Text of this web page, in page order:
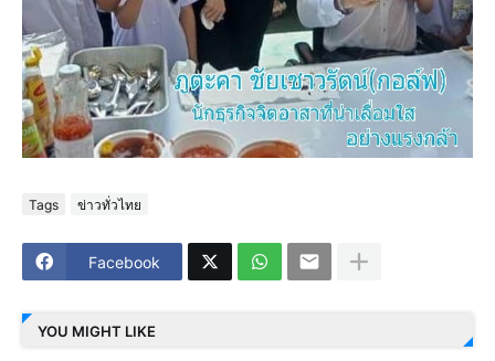
Tags ข่าวทั่วไทย
Facebook
YOU MIGHT LIKE